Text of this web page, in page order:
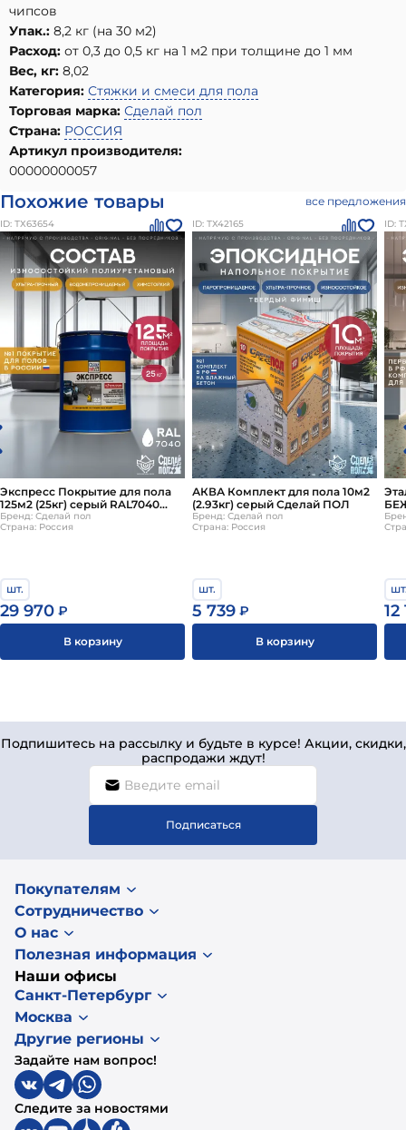
чипсов
Упак.: 8,2 кг (на 30 м2)
Расход: от 0,3 до 0,5 кг на 1 м2 при толщине до 1 мм
Вес, кг: 8,02
Категория: Стяжки и смеси для пола
Торговая марка: Сделай пол
Страна: РОССИЯ
Артикул производителя:
00000000057
Похожие товары все предложения
ID: ТХ63654
Экспресс Покрытие для пола
125м2 (25кг) серый RAL7040
Сделай ПОЛ
Бренд: Сделай пол
Страна: Россия
шт.
29 970 ₽
В корзину
ID: ТХ42165
АКВА Комплект для пола 10м2
(2.93кг) серый Сделай ПОЛ
Бренд: Сделай пол
Страна: Россия
шт.
5 739 ₽
В корзину
ID:
12
Подпишитесь на рассылку и будьте в курсе! Акции, скидки,
распродажи ждут!
Подписаться
Покупателям
Сотрудничество
О нас
Полезная информация
Наши офисы
Санкт-Петербург
Москва
Другие регионы
Задайте нам вопрос!
Следите за новостями